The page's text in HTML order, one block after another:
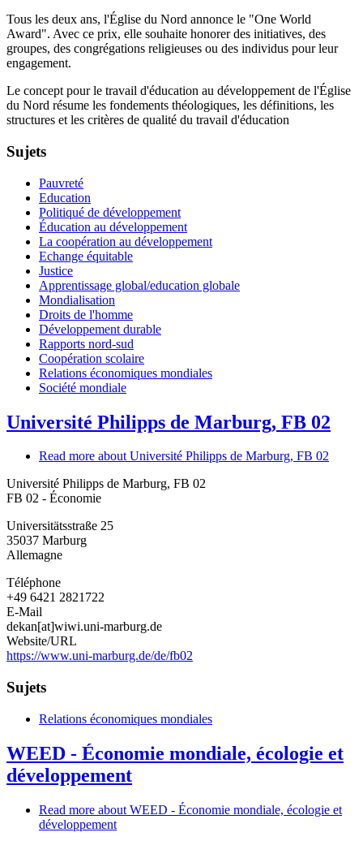
Tous les deux ans, l'Église du Nord annonce le "One World
Award". Avec ce prix, elle souhaite honorer des initiatives, des
groupes, des congrégations religieuses ou des individus pour leur
engagement.
Le concept pour le travail d'éducation au développement de l'Église
du Nord résume les fondements théologiques, les définitions, les
structures et les critères de qualité du travail d'éducation
Sujets
Pauvreté
Education
Politiqué de développement
Éducation au développement
La coopération au développement
Echange équitable
Justice
Apprentissage global/education globale
Mondialisation
Droits de l'homme
Développement durable
Rapports nord-sud
Coopération scolaire
Relations économiques mondiales
Société mondiale
Université Philipps de Marburg, FB 02
Read more about Université Philipps de Marburg, FB 02
Université Philipps de Marburg, FB 02
FB 02 - Économie
Universitätsstraße 25
35037 Marburg
Allemagne
Téléphone
+49 6421 2821722
E-Mail
dekan[at]wiwi.uni-marburg.de
Website/URL
https://www.uni-marburg.de/de/fb02
Sujets
Relations économiques mondiales
WEED - Économie mondiale, écologie et
développement
Read more about WEED - Économie mondiale, écologie et
développement